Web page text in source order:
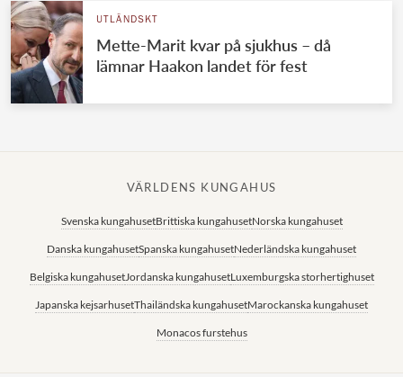
UTLÄNDSKT
Mette-Marit kvar på sjukhus – då
lämnar Haakon landet för fest
VÄRLDENS KUNGAHUS
Svenska kungahusetBrittiska kungahusetNorska kungahuset
Danska kungahusetSpanska kungahusetNederländska kungahuset
Belgiska kungahusetJordanska kungahusetLuxemburgska storhertighuset
Japanska kejsarhusetThailändska kungahusetMarockanska kungahuset
Monacos furstehus